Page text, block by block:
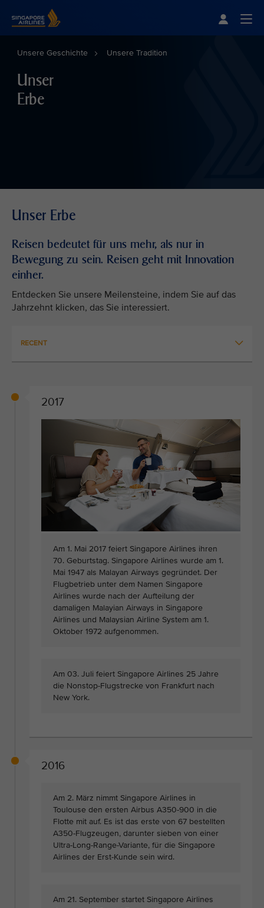
Unsere Geschichte Unsere Tradition
Unser
Erbe
Unser Erbe
Reisen bedeutet für uns mehr, als nur in
Bewegung zu sein. Reisen geht mit Innovation
einher.
Entdecken Sie unsere Meilensteine, indem Sie auf das
Jahrzehnt klicken, das Sie interessiert.
2017
Am 1. Mai 2017 feiert Singapore Airlines ihren
70. Geburtstag. Singapore Airlines wurde am 1.
Mai 1947 als Malayan Airways gegründet. Der
Flugbetrieb unter dem Namen Singapore
Airlines wurde nach der Aufteilung der
damaligen Malayian Airways in Singapore
Airlines und Malaysian Airline System am 1.
Oktober 1972 aufgenommen.
Am 03. Juli feiert Singapore Airlines 25 Jahre
die Nonstop-Flugstrecke von Frankfurt nach
New York.
2016
Am 2. März nimmt Singapore Airlines in
Toulouse den ersten Airbus A350-900 in die
Flotte mit auf. Es ist das erste von 67 bestellten
A350-Flugzeugen, darunter sieben von einer
Ultra-Long-Range-Variante, für die Singapore
Airlines der Erst-Kunde sein wird.
Am 21. September startet Singapore Airlines
RECENT